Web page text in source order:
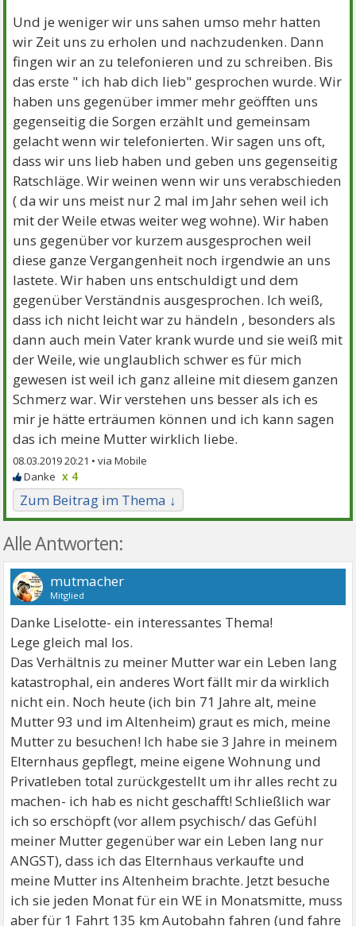
Und je weniger wir uns sahen umso mehr hatten
wir Zeit uns zu erholen und nachzudenken. Dann
fingen wir an zu telefonieren und zu schreiben. Bis
das erste " ich hab dich lieb" gesprochen wurde. Wir
haben uns gegenüber immer mehr geöfften uns
gegenseitig die Sorgen erzählt und gemeinsam
gelacht wenn wir telefonierten. Wir sagen uns oft,
dass wir uns lieb haben und geben uns gegenseitig
Ratschläge. Wir weinen wenn wir uns verabschieden
( da wir uns meist nur 2 mal im Jahr sehen weil ich
mit der Weile etwas weiter weg wohne). Wir haben
uns gegenüber vor kurzem ausgesprochen weil
diese ganze Vergangenheit noch irgendwie an uns
lastete. Wir haben uns entschuldigt und dem
gegenüber Verständnis ausgesprochen. Ich weiß,
dass ich nicht leicht war zu händeln , besonders als
dann auch mein Vater krank wurde und sie weiß mit
der Weile, wie unglaublich schwer es für mich
gewesen ist weil ich ganz alleine mit diesem ganzen
Schmerz war. Wir verstehen uns besser als ich es
mir je hätte erträumen können und ich kann sagen
das ich meine Mutter wirklich liebe.
08.03.2019 20:21 •
x 4
Zum Beitrag im Thema ↓
Alle Antworten:
mutmacher
Mitglied
Danke Liselotte- ein interessantes Thema!
Lege gleich mal los.
Das Verhältnis zu meiner Mutter war ein Leben lang
katastrophal, ein anderes Wort fällt mir da wirklich
nicht ein. Noch heute (ich bin 71 Jahre alt, meine
Mutter 93 und im Altenheim) graut es mich, meine
Mutter zu besuchen! Ich habe sie 3 Jahre in meinem
Elternhaus gepflegt, meine eigene Wohnung und
Privatleben total zurückgestellt um ihr alles recht zu
machen- ich hab es nicht geschafft! Schließlich war
ich so erschöpft (vor allem psychisch/ das Gefühl
meiner Mutter gegenüber war ein Leben lang nur
ANGST), dass ich das Elternhaus verkaufte und
meine Mutter ins Altenheim brachte. Jetzt besuche
ich sie jeden Monat für ein WE in Monatsmitte, muss
aber für 1 Fahrt 135 km Autobahn fahren (und fahre